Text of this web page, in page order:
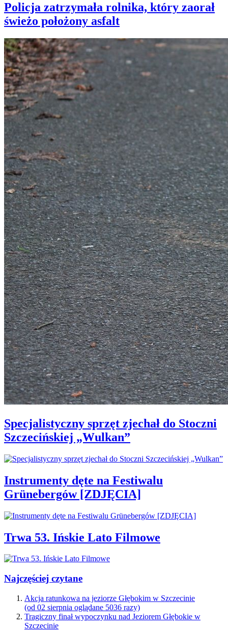
Policja zatrzymała rolnika, który zaorał
świeżo położony asfalt
Specjalistyczny sprzęt zjechał do Stoczni
Szczecińskiej „Wulkan”
Instrumenty dęte na Festiwalu
Grünebergów [ZDJĘCIA]
Trwa 53. Ińskie Lato Filmowe
Najczęściej czytane
Akcja ratunkowa na jeziorze Głębokim w Szczecinie
(od 02 sierpnia oglądane 5036 razy)
Tragiczny finał wypoczynku nad Jeziorem Głębokie w
Szczecinie